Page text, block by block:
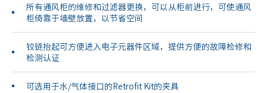
所有通风柜的维修和过滤器更换，可以从柜前进行，可使通风
柜倚靠于墙壁放置，以节省空间
铰链抬起可方便进入电子元器件区域，提供方便的故障检修和
检测认证
可选用于水/气体接口的Retrofit Kit的夹具